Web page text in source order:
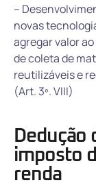
–
novas
agregar valor
de coleta de
reutilizáveis e
(Art. 3º. VIII)
Dedução
imposto
renda